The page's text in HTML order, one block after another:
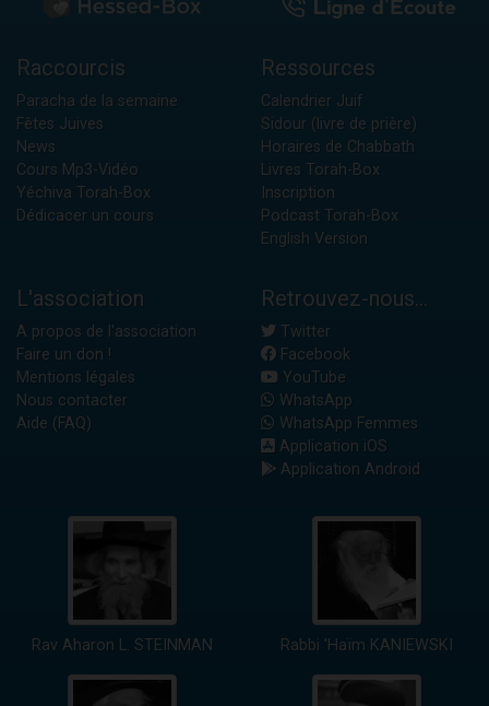
Raccourcis
Paracha de la semaine
Fêtes Juives
News
Cours Mp3-Vidéo
Yéchiva Torah-Box
Dédicacer un cours
Ressources
Calendrier Juif
Sidour (livre de prière)
Horaires de Chabbath
Livres Torah-Box
Inscription
Podcast Torah-Box
English Version
L'association
A propos de l'association
Faire un don !
Mentions légales
Nous contacter
Aide (FAQ)
Retrouvez-nous...
Twitter
Facebook
YouTube
WhatsApp
WhatsApp Femmes
Application iOS
Application Android
Rav Aharon L. STEINMAN Rabbi 'Haïm KANIEWSKI